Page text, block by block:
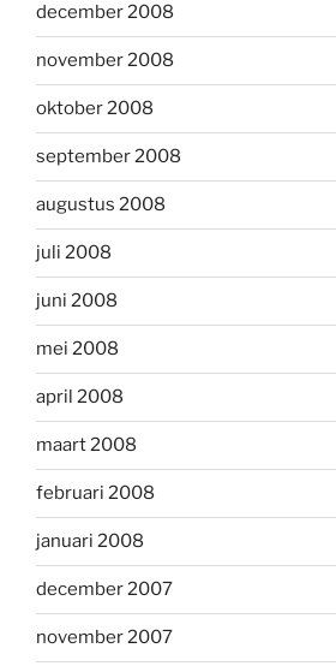
december 2008
november 2008
oktober 2008
september 2008
augustus 2008
juli 2008
juni 2008
mei 2008
april 2008
maart 2008
februari 2008
januari 2008
december 2007
november 2007